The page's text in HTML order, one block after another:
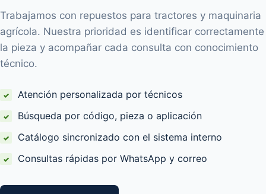
Trabajamos con repuestos para tractores y maquinaria
agrícola. Nuestra prioridad es identificar correctamente
la pieza y acompañar cada consulta con conocimiento
técnico.
Atención personalizada por técnicos
Búsqueda por código, pieza o aplicación
Catálogo sincronizado con el sistema interno
Consultas rápidas por WhatsApp y correo